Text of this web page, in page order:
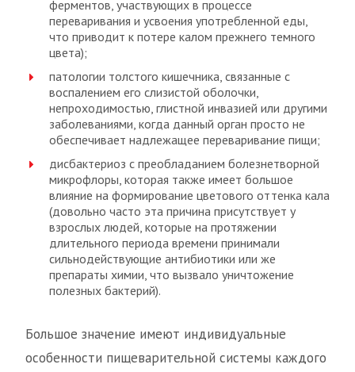
ферментов, участвующих в процессе
переваривания и усвоения употребленной еды,
что приводит к потере калом прежнего темного
цвета);
патологии толстого кишечника, связанные с
воспалением его слизистой оболочки,
непроходимостью, глистной инвазией или другими
заболеваниями, когда данный орган просто не
обеспечивает надлежащее переваривание пищи;
дисбактериоз с преобладанием болезнетворной
микрофлоры, которая также имеет большое
влияние на формирование цветового оттенка кала
(довольно часто эта причина присутствует у
взрослых людей, которые на протяжении
длительного периода времени принимали
сильнодействующие антибиотики или же
препараты химии, что вызвало уничтожение
полезных бактерий).
Большое значение имеют индивидуальные
особенности пищеварительной системы каждого